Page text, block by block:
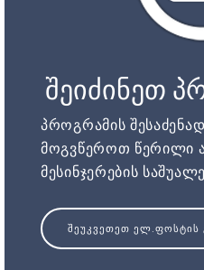
შეიძინეთ
პროგრამის
მოგვწეროთ წერილი
მესინჯერების
ᲨᲔᲣᲙᲕᲔᲗᲔᲗ ᲔᲚ.ᲤᲝᲡᲢᲘᲡ